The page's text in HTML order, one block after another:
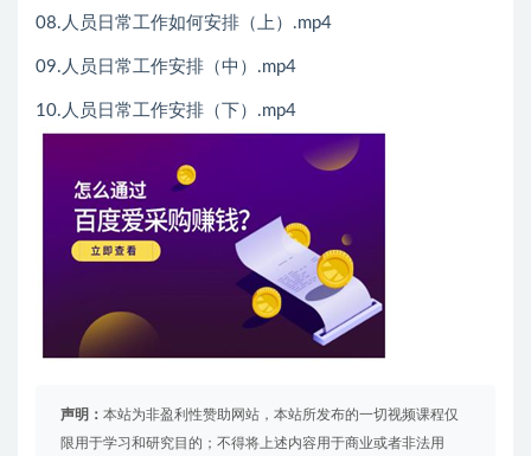
08.人员日常工作如何安排（上）.mp4
09.人员日常工作安排（中）.mp4
10.人员日常工作安排（下）.mp4
声明： 本站为非盈利性赞助网站，本站所发布的一切视频课程仅
限用于学习和研究目的；不得将上述内容用于商业或者非法用